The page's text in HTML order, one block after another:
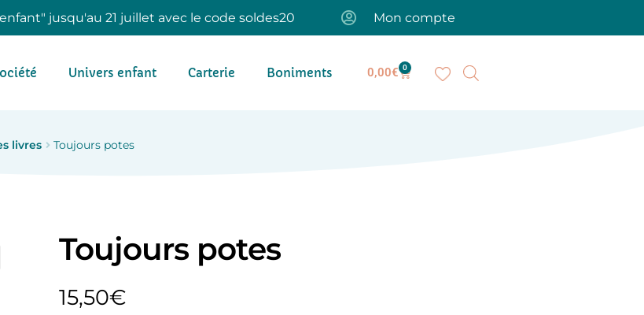
jusqu'au 21 juillet avec le code soldes20 Mon compte
Univers enfant Carterie Boniments 0,00€ 0
livres Toujours potes
Toujours potes
15,50€